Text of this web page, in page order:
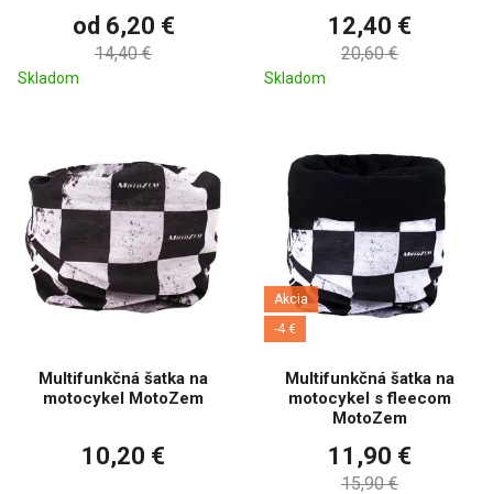
od 6,20 €
14,40 €
Skladom
12,40 €
20,60 €
Skladom
Multifunkčná šatka na
motocykel MotoZem
10,20 €
Akcia
-4 €
Multifunkčná šatka na
motocykel s fleecom
MotoZem
11,90 €
15,90 €